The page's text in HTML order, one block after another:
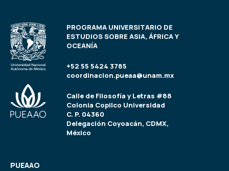
PROGRAMA UNIVERSITARIO DE
ESTUDIOS SOBRE ASIA, ÁFRICA Y
OCEANÍA
+52 55 5424 3785
coordinacion.pueaa@unam.mx
Calle de Filosofía y Letras #88
Colonia Copilco Universidad
C. P. 04360
Delegación Coyoacán, CDMX,
México
PUEAAO